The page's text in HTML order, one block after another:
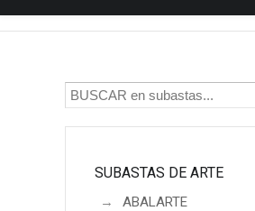
SUBASTAS DE ARTE
ABALARTE